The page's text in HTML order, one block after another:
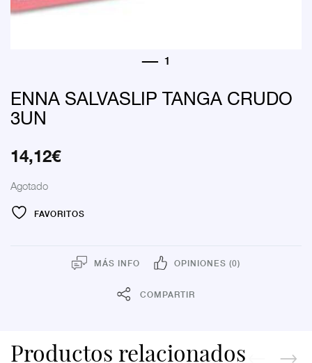
ENNA SALVASLIP TANGA CRUDO
3UN
14,12€
Agotado
FAVORITOS
MÁS INFO OPINIONES (0)
COMPARTIR
Productos relacionados